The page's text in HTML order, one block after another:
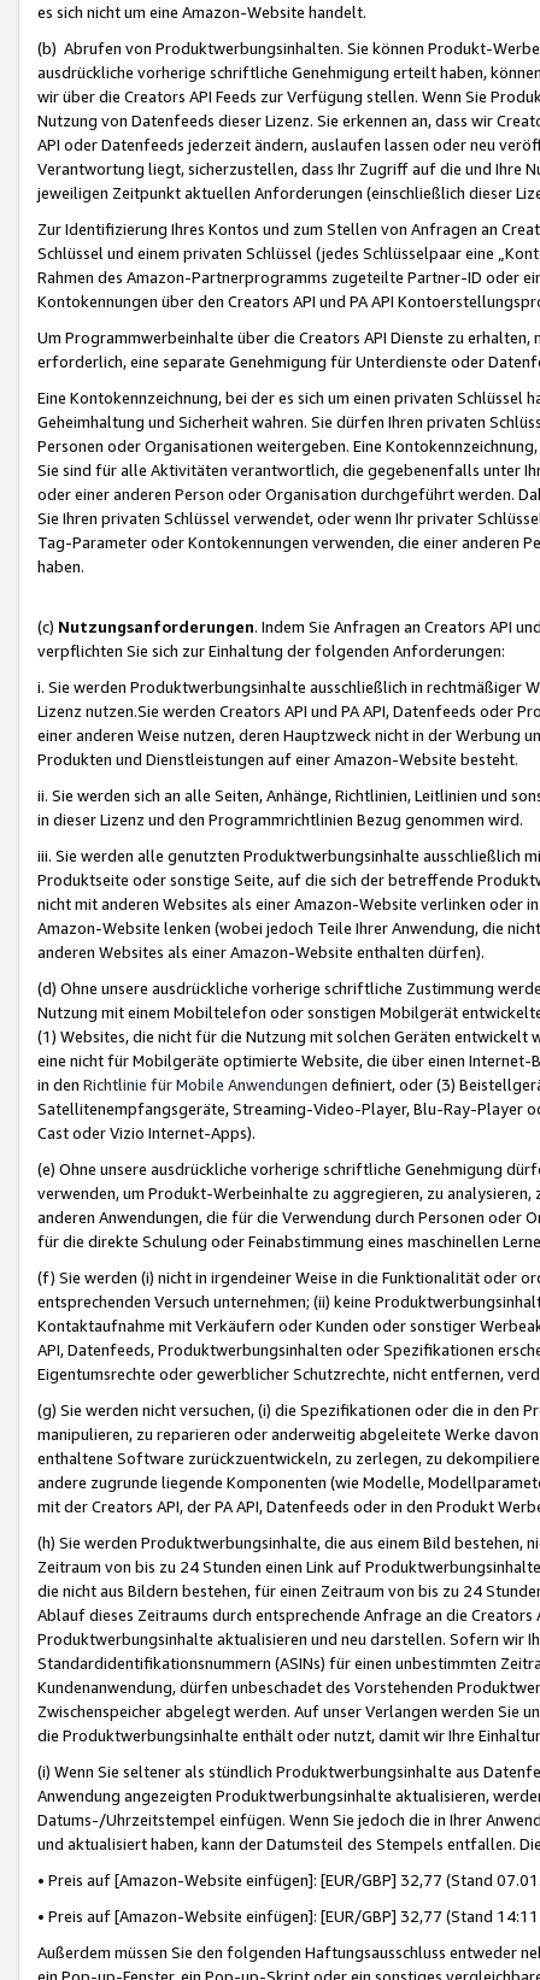
es sich nicht um eine Amazon-Website handelt.
(b) Abrufen von Produktwerbungsinhalten. Sie können Produkt-
ausdrückliche vorherige schriftliche Genehmigung erteilt haben,
wir über die Creators API Feeds zur Verfügung stellen. Wenn Sie
Nutzung von Datenfeeds dieser Lizenz. Sie erkennen an, dass wir
API oder Datenfeeds jederzeit ändern, auslaufen lassen oder neu
Verantwortung liegt, sicherzustellen, dass Ihr Zugriff auf die und Ihre
jeweiligen Zeitpunkt aktuellen Anforderungen (einschließlich dieser
Zur Identifizierung Ihres Kontos und zum Stellen von Anfragen an
Schlüssel und einem privaten Schlüssel (jedes Schlüsselpaar eine
Rahmen des Amazon-Partnerprogramms zugeteilte Partner-ID oder
Kontokennungen über den Creators API und PA API
Um Programmwerbeinhalte über die Creators API Dienste zu
erforderlich, eine separate Genehmigung für Unterdienste oder
Eine Kontokennzeichnung, bei der es sich um einen privaten
Geheimhaltung und Sicherheit wahren. Sie dürfen Ihren privaten
Personen oder Organisationen weitergeben. Eine
Sie sind für alle Aktivitäten verantwortlich, die gegebenenfalls unter
oder einer anderen Person oder Organisation durchgeführt werden.
Sie Ihren privaten Schlüssel verwendet, oder wenn Ihr privater
Tag-Parameter oder Kontokennungen verwenden, die einer anderen
haben.
(c) Nutzungsanforderungen. Indem Sie Anfragen an Creators API
verpflichten Sie sich zur Einhaltung der folgenden Anforderungen:
i. Sie werden Produktwerbungsinhalte ausschließlich in rechtmäßiger
Lizenz nutzen.Sie werden Creators API und PA API, Datenfeeds oder
einer anderen Weise nutzen, deren Hauptzweck nicht in der Werbung
Produkten und Dienstleistungen auf einer Amazon-Website besteht.
ii. Sie werden sich an alle Seiten, Anhänge, Richtlinien, Leitlinien und
in dieser Lizenz und den Programmrichtlinien Bezug genommen wird.
iii. Sie werden alle genutzten Produktwerbungsinhalte ausschließlich
Produktseite oder sonstige Seite, auf die sich der betreffende
nicht mit anderen Websites als einer Amazon-Website verlinken oder
Amazon-Website lenken (wobei jedoch Teile Ihrer Anwendung, die
anderen Websites als einer Amazon-Website enthalten dürfen).
(d) Ohne unsere ausdrückliche vorherige schriftliche Zustimmung
Nutzung mit einem Mobiltelefon oder sonstigen Mobilgerät
(1) Websites, die nicht für die Nutzung mit solchen Geräten
eine nicht für Mobilgeräte optimierte Website, die über einen
in den Richtlinie für Mobile Anwendungen definiert, oder (3)
Satellitenempfangsgeräte, Streaming-Video-Player, Blu-Ray-Player
Cast oder Vizio Internet-Apps).
(e) Ohne unsere ausdrückliche vorherige schriftliche Genehmigung
verwenden, um Produkt-Werbeinhalte zu aggregieren, zu
anderen Anwendungen, die für die Verwendung durch Personen
für die direkte Schulung oder Feinabstimmung eines maschinellen
(f) Sie werden (i) nicht in irgendeiner Weise in die Funktionalität oder
entsprechenden Versuch unternehmen; (ii) keine
Kontaktaufnahme mit Verkäufern oder Kunden oder sonstiger
API, Datenfeeds, Produktwerbungsinhalten oder Spezifikationen
Eigentumsrechte oder gewerblicher Schutzrechte, nicht entfernen,
(g) Sie werden nicht versuchen, (i) die Spezifikationen oder die in
manipulieren, zu reparieren oder anderweitig abgeleitete Werke
enthaltene Software zurückzuentwickeln, zu zerlegen, zu
andere zugrunde liegende Komponenten (wie Modelle,
mit der Creators API, der PA API, Datenfeeds oder in den Produkt
(h) Sie werden Produktwerbungsinhalte, die aus einem Bild bestehen,
Zeitraum von bis zu 24 Stunden einen Link auf
die nicht aus Bildern bestehen, für einen Zeitraum von bis zu 24
Ablauf dieses Zeitraums durch entsprechende Anfrage an die
Produktwerbungsinhalte aktualisieren und neu darstellen. Sofern wir
Standardidentifikationsnummern (ASINs) für einen unbestimmten
Kundenanwendung, dürfen unbeschadet des Vorstehenden
Zwischenspeicher abgelegt werden. Auf unser Verlangen werden Sie
die Produktwerbungsinhalte enthält oder nutzt, damit wir Ihre
(i) Wenn Sie seltener als stündlich Produktwerbungsinhalte aus
Anwendung angezeigten Produktwerbungsinhalte aktualisieren,
Datums-/Uhrzeitstempel einfügen. Wenn Sie jedoch die in Ihrer
und aktualisiert haben, kann der Datumsteil des Stempels entfallen.
• Preis auf [Amazon-Website einfügen]: [EUR/GBP] 32,77 (Stand
• Preis auf [Amazon-Website einfügen]: [EUR/GBP] 32,77 (Stand
Außerdem müssen Sie den folgenden Haftungsausschluss entweder
ein Pop-up-Fenster, ein Pop-up-Skript oder ein sonstiges